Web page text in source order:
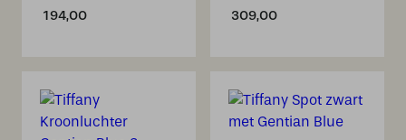
194,00 309,00